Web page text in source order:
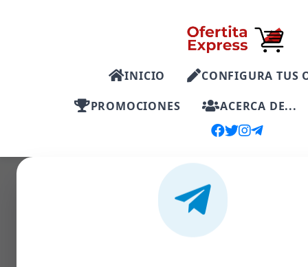
INICIO
CONFIGURA TUS
PROMOCIONES
ACERCA DE...